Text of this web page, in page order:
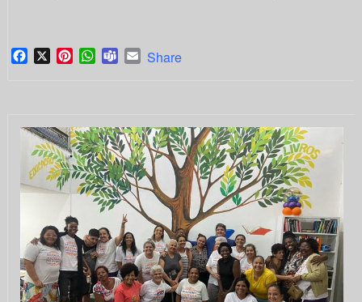
Facebook
X PinterestWhatsApp
TeamsEmail
Share